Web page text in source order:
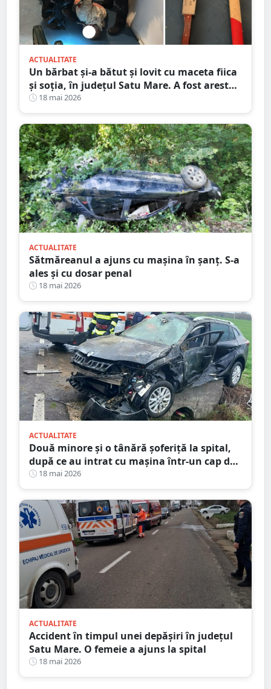
ACTUALITATE
Un bărbat și-a bătut și lovit cu maceta fiica
și soția, în județul Satu Mare. A fost arestat
preventiv
18 mai 2026
ACTUALITATE
Sătmăreanul a ajuns cu mașina în șanț. S-a
ales și cu dosar penal
18 mai 2026
ACTUALITATE
Două minore și o tânără șoferiță la spital,
după ce au intrat cu mașina într-un cap de
pod. Totul s-a întâmplat în județul Satu
Mare
18 mai 2026
ACTUALITATE
Accident în timpul unei depășiri în județul
Satu Mare. O femeie a ajuns la spital
18 mai 2026